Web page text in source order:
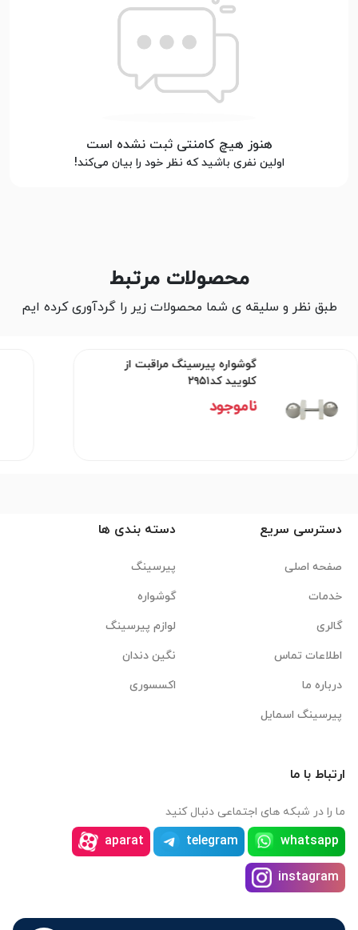
هنوز هیچ کامنتی ثبت نشده است
اولین نفری باشید که نظر خود را بیان می‌کند!
محصولات مرتبط
طبق نظر و سلیقه ی شما محصولات زیر را گردآوری کرده ایم
گوشواره پیرسینگ مراقبت از
کلویید کد۲۹۵۱
ناموجود
دسترسی سریع
صفحه اصلی
خدمات
گالری
اطلاعات تماس
درباره ما
پیرسینگ اسمایل
دسته بندی ها
پیرسینگ
گوشواره
لوازم پیرسینگ
نگین دندان
اکسسوری
ارتباط با ما
ما را در شبکه های اجتماعی دنبال کنید
whatsapp
telegram
aparat
instagram